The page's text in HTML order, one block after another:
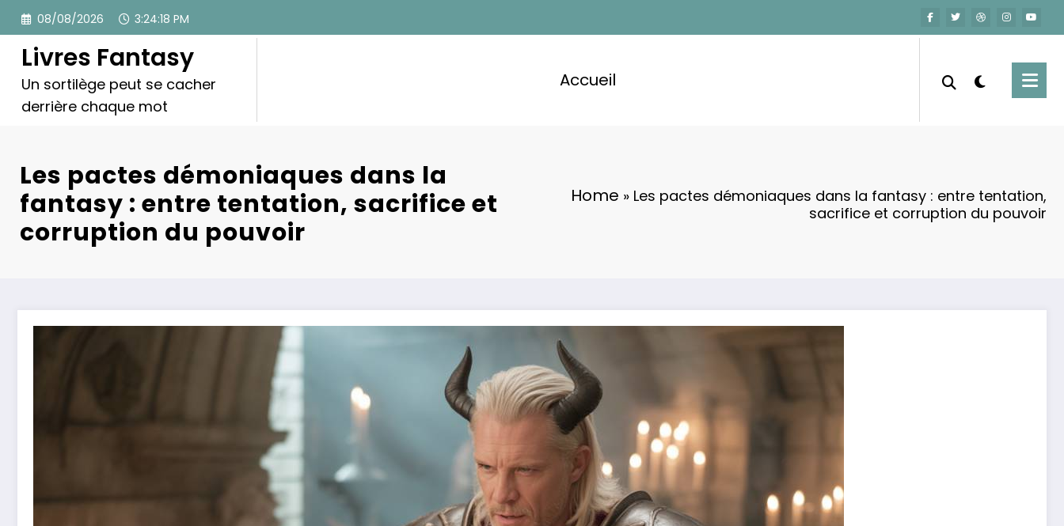
Aller
contenu
08/08/2026 3:24:20 PM
Livres Fantasy
Un sortilège peut se cacher
derrière chaque mot
Accueil
Les pactes démoniaques dans la
fantasy : entre tentation, sacrifice et
corruption du pouvoir
Home » Les pactes démoniaques dans la fantasy : entre tentation,
sacrifice et corruption du pouvoir